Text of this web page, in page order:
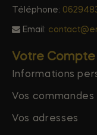
Téléphone:
Email:
Votre Compte
Informations
Vos commandes
Vos adresses